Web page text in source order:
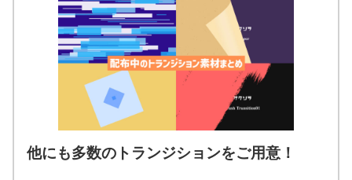
他にも多数のトランジションをご用意！